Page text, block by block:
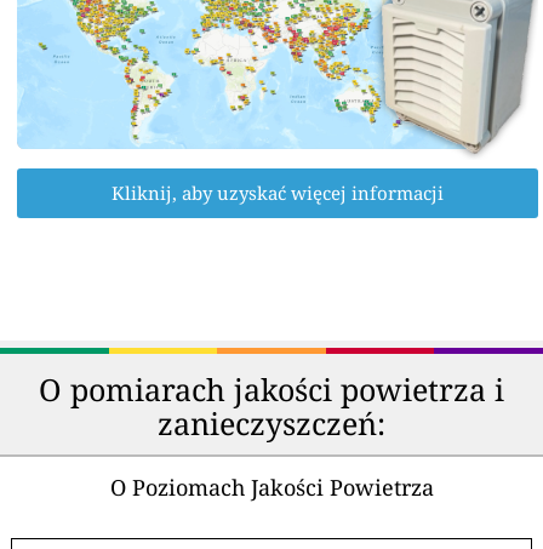
Kliknij, aby uzyskać więcej informacji
O pomiarach jakości powietrza i
zanieczyszczeń:
O Poziomach Jakości Powietrza